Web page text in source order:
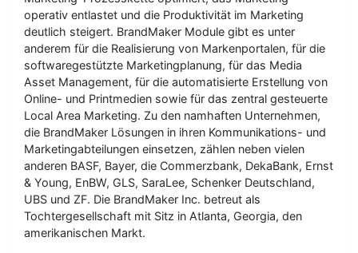
operativ entlastet und die Produktivität im Marketing
deutlich steigert. BrandMaker Module gibt es unter
anderem für die Realisierung von Markenportalen, für die
softwaregestützte Marketingplanung, für das Media
Asset Management, für die automatisierte Erstellung von
Online- und Printmedien sowie für das zentral gesteuerte
Local Area Marketing. Zu den namhaften Unternehmen,
die BrandMaker Lösungen in ihren Kommunikations- und
Marketingabteilungen einsetzen, zählen neben vielen
anderen BASF, Bayer, die Commerzbank, DekaBank, Ernst
& Young, EnBW, GLS, SaraLee, Schenker Deutschland,
UBS und ZF. Die BrandMaker Inc. betreut als
Tochtergesellschaft mit Sitz in Atlanta, Georgia, den
amerikanischen Markt.